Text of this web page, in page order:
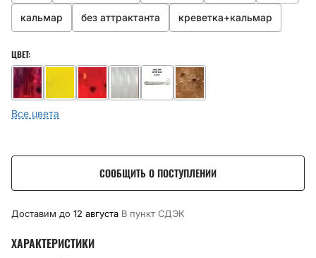
кальмар без аттрактанта креветка+кальмар
ЦВЕТ:
Все цвета
СООБЩИТЬ О ПОСТУПЛЕНИИ
Доставим до 12 августа В пункт CДЭК
ХАРАКТЕРИСТИКИ